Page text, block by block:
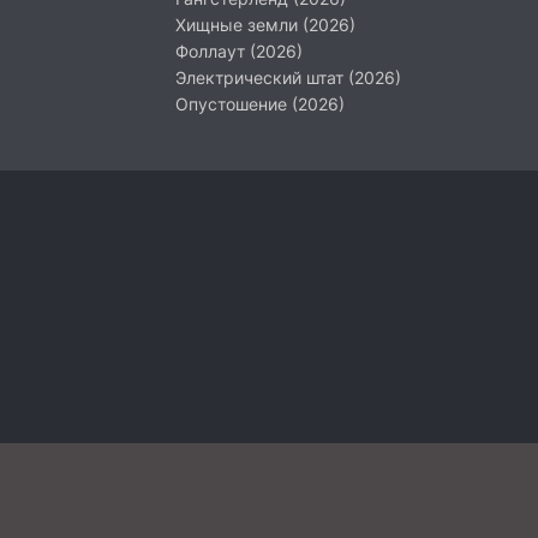
Хищные земли (2026)
Фоллаут (2026)
Электрический штат (2026)
Опустошение (2026)